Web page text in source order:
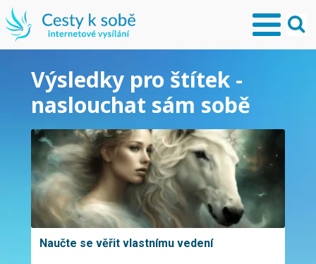
Výsledky pro štítek -
naslouchat sám sobě
Naučte se věřit vlastnímu vedení